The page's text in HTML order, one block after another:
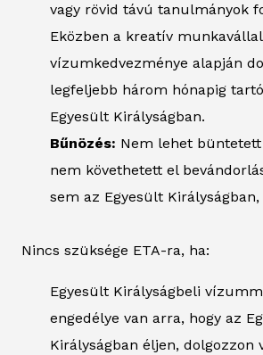
vagy rövid távú tanulmányok
Eközben a kreatív
vízumkedvezménye alapján
legfeljebb három hónapig
Egyesült Királyságban.
Bűnözés: Nem lehet
nem követhetett el
sem az Egyesült
Nincs szüksége ETA-ra, ha:
Egyesült Királyságbeli
engedélye van arra, hogy az
Királyságban éljen, dolgozzon